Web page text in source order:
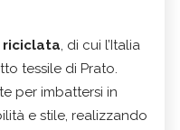
riciclata, di cui l’Italia
tessile di Prato.
per imbattersi in
e stile, realizzando